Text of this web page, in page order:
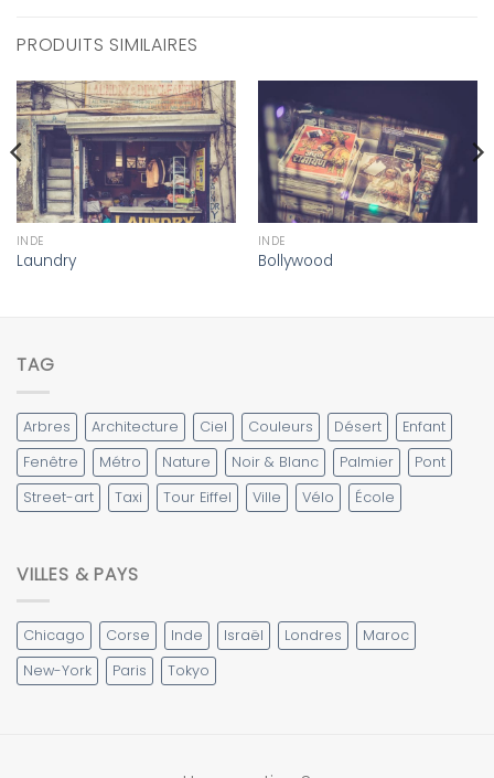
PRODUITS SIMILAIRES
INDE
Laundry
INDE
Bollywood
TAG
Arbres Architecture Ciel Couleurs Désert
Enfant
Fenêtre
Métro Nature Noir & Blanc Palmier
Pont
Street-art
Taxi Tour Eiffel Ville Vélo École
VILLES & PAYS
Chicago Corse Inde Israël Londres
Maroc
New-York
Paris Tokyo